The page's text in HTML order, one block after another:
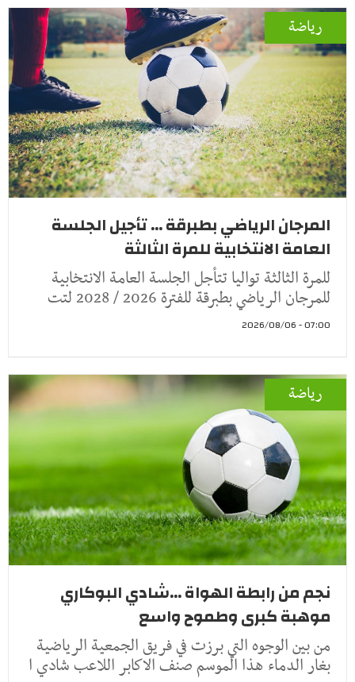
رياضة
المرجان الرياضي بطبرقة ... تأجيل الجلسة
العامة الانتخابية للمرة الثالثة
للمرة الثالثة تواليا تتأجل الجلسة العامة الانتخابية
للمرجان الرياضي بطبرقة للفترة 2026 / 2028 لتت
07:00 - 2026/08/06
رياضة
نجم من رابطة الهواة ...شادي البوكاري
موهبة كبرى وطموح واسع
من بين الوجوه التي برزت في فريق الجمعية الرياضية
بغار الدماء هذا الموسم صنف الاكابر اللاعب شادي ا